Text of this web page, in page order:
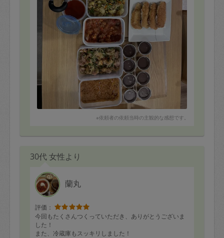
※依頼者の依頼当時の主観的な感想です。
30代 女性より
蘭丸
評価：
今回もたくさんつくっていただき、ありがとうございま
した！
また、冷蔵庫もスッキリしました！